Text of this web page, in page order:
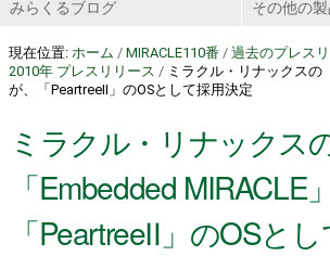
みらくるブログ その他の
現在位置: ホーム / MIRACLE110番 / 過去のプレス
2010年 プレスリリース / ミラクル・リナックスの
が、「PeartreeⅡ」のOSとして採用決定
ミラクル・リナックス
「Embedded MIRACLE
「PeartreeⅡ」のOSと